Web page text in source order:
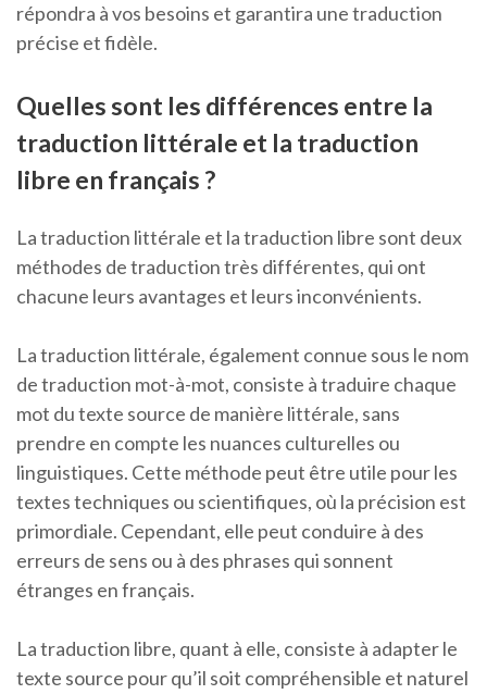
répondra à vos besoins et garantira une traduction
précise et fidèle.
Quelles sont les différences entre la
traduction littérale et la traduction
libre en français ?
La traduction littérale et la traduction libre sont deux
méthodes de traduction très différentes, qui ont
chacune leurs avantages et leurs inconvénients.
La traduction littérale, également connue sous le nom
de traduction mot-à-mot, consiste à traduire chaque
mot du texte source de manière littérale, sans
prendre en compte les nuances culturelles ou
linguistiques. Cette méthode peut être utile pour les
textes techniques ou scientifiques, où la précision est
primordiale. Cependant, elle peut conduire à des
erreurs de sens ou à des phrases qui sonnent
étranges en français.
La traduction libre, quant à elle, consiste à adapter le
texte source pour qu’il soit compréhensible et naturel